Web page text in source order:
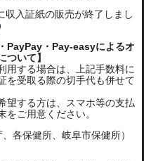
入証紙の販売が終了しまし
PayPay・Pay-easyによるオ
ついて】
用する場合は、上記手数料に
を受取る際の切手代も併せて
望する方は、スマホ等の支払
をご用意ください。
各保健所、岐阜市保健所）